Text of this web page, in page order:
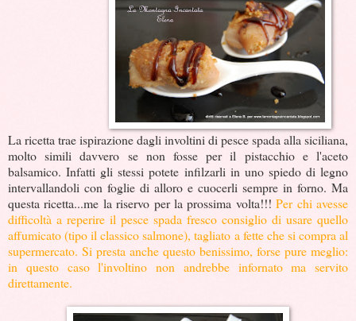
La ricetta trae ispirazione dagli involtini di pesce spada alla siciliana,
molto simili davvero se non fosse per il pistacchio e l'aceto
balsamico. Infatti gli stessi potete infilzarli in uno spiedo di legno
intervallandoli con foglie di alloro e cuocerli sempre in forno. Ma
questa ricetta...me la riservo per la prossima volta!!!Per chi avesse
difficoltà a reperire il pesce spada fresco consiglio di usare quello
affumicato (tipo il classico salmone), tagliato a fette che si compra al
supermercato. Si presta anche questo benissimo, forse pure meglio:
in questo caso l'involtino non andrebbe infornato ma servito
direttamente.